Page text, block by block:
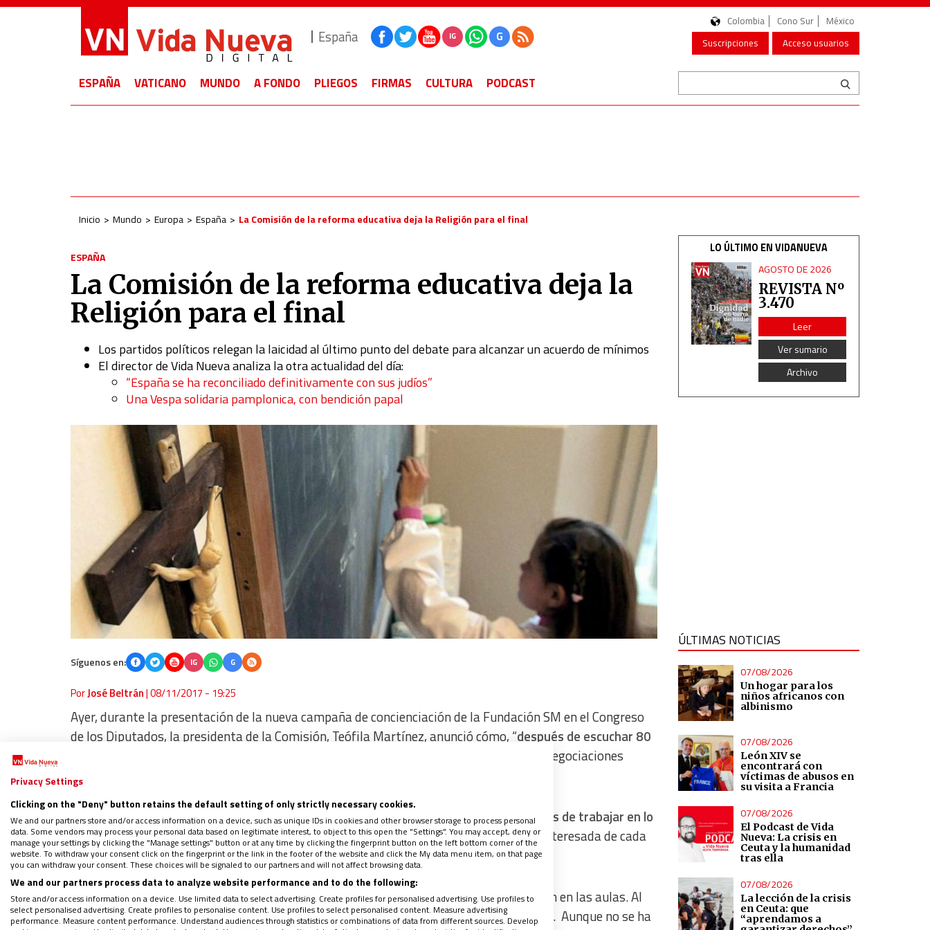
España IG G
Colombia Cono Sur
México
Suscripciones
Acceso usuarios
ESPAÑA VATICANO MUNDO A FONDO PLIEGOS FIRMAS CULTURA PODCAST
Inicio Mundo Europa España La Comisión de la reforma educativa deja la Religión para el final
ESPAÑA
La Comisión de la reforma educativa deja la
Religión para el final
Los partidos políticos relegan la laicidad al último punto del debate para alcanzar un acuerdo de mínimos
El director de Vida Nueva analiza la otra actualidad del día:
“España se ha reconciliado definitivamente con sus judíos”
Una Vespa solidaria pamplonica, con bendición papal
Síguenos en: IG G
PorJosé Beltrán|08/11/2017 - 19:25
Ayer, durante la presentación de la nueva campaña de concienciación de la Fundación SM en el Congreso
de los Diputados, la presidenta de la Comisión, Teófila Martínez, anunció cómo, “después de escuchar 80
en esas negociaciones
dejando de un lado el futuro de nuestros jóvenes y de nuestro país”.
Alertó la ex alcaldesa de Cádiz que “lo importante es ver si somos capaces los diputados de trabajar en lo
fundamental en un acuerdo de mínimos, que no se cambie cada nada y dejar la parte interesada de cada
partido para el final…”.
Y parece ser que ese final lo cierra el debate sobre la laicidad y la presencia de la religión en las aulas. Al
menos eso se desprende del borrador con el que la Comisión ya ha empezado a trabajar. Aunque no se ha
LO ÚLTIMO EN VIDANUEVA
AGOSTO DE 2026
REVISTA Nº
3.470
Leer
Ver sumario
Archivo
ÚLTIMAS NOTICIAS
07/08/2026
Un hogar para los
niños africanos con
albinismo
07/08/2026
León XIV se
encontrará con
víctimas de abusos en
su visita a Francia
07/08/2026
El Podcast de Vida
Nueva: La crisis en
Ceuta y la humanidad
tras ella
07/08/2026
La lección de la crisis
en Ceuta: que
“aprendamos a
Privacy Settings
Clicking on the "Deny" button retains the default setting of only strictly necessary cookies.
We and our partners store and/or access information on a device, such as unique IDs in cookies and other browser storage to process personal
data. Some vendors may process your personal data based on legitimate interest, to object to this open the "Settings". You may accept, deny or
manage your settings by clicking the "Manage settings" button or at any time by clicking the fingerprint button on the left bottom corner of the
website. To withdraw your consent click on the fingerprint or the link in the footer of the website and click the My data menu item, on that page
you can withdraw your consent. These choices will be signaled to our partners and will not affect browsing data.
We and our partners process data to analyze website performance and to do the following:
Store and/or access information on a device. Use limited data to select advertising. Create profiles for personalised advertising. Use profiles to
select personalised advertising. Create profiles to personalise content. Use profiles to select personalised content. Measure advertising
performance. Measure content performance. Understand audiences through statistics or combinations of data from different sources. Develop